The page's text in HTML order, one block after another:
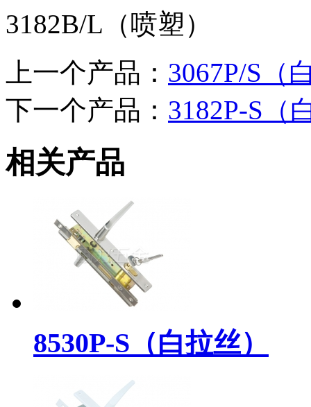
3182B/L（喷塑）
上一个产品： 3067P/S（
下一个产品： 3182P-S（
相关产品
8530P-S（白拉丝）